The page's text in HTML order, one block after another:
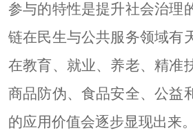
参与的特性是提升社会治理
链在民生与公共服务领域有
在教育、就业、养老、精准
商品防伪、食品安全、公益
的应用价值会逐步显现出来。